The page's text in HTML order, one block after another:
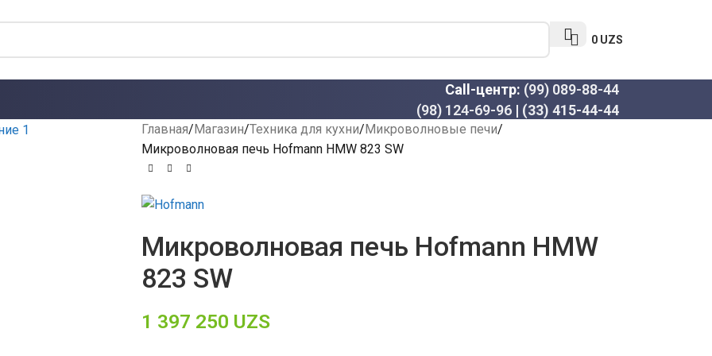
0 UZS
Call-центр: (99) 089-88-44
(98) 124-69-96 | (33) 415-44-44
Главная Магазин Техника для кухни Микроволновые печи
Микроволновая печь Hofmann HMW 823 SW
Микроволновая печь Hofmann HMW
823 SW
1 397 250 UZS